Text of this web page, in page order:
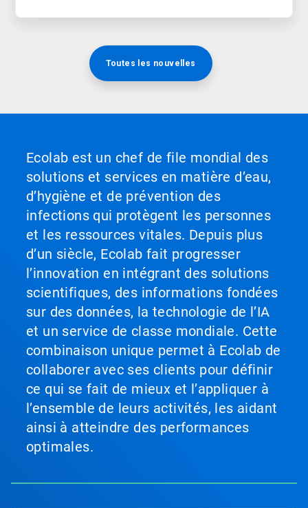
Toutes les nouvelles
Ecolab est un chef de file mondial des
solutions et services en matière d’eau,
d’hygiène et de prévention des
infections qui protègent les personnes
et les ressources vitales. Depuis plus
d’un siècle, Ecolab fait progresser
l’innovation en intégrant des solutions
scientifiques, des informations fondées
sur des données, la technologie de l’IA
et un service de classe mondiale. Cette
combinaison unique permet à Ecolab de
collaborer avec ses clients pour définir
ce qui se fait de mieux et l’appliquer à
l’ensemble de leurs activités, les aidant
ainsi à atteindre des performances
optimales.